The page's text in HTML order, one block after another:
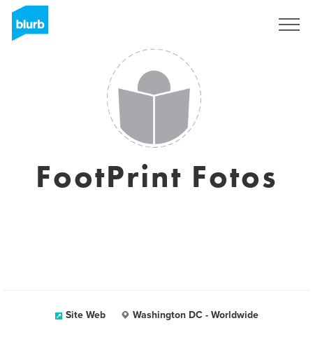
FootPrint Fotos
Site Web Washington DC - Worldwide